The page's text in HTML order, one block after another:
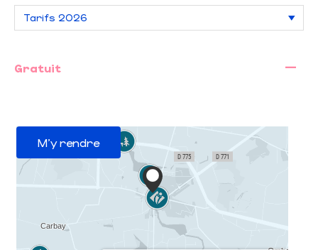
Gratuit —
M'y rendre